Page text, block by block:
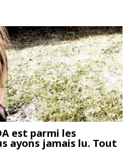
est parmi les
ayons jamais lu. Tout